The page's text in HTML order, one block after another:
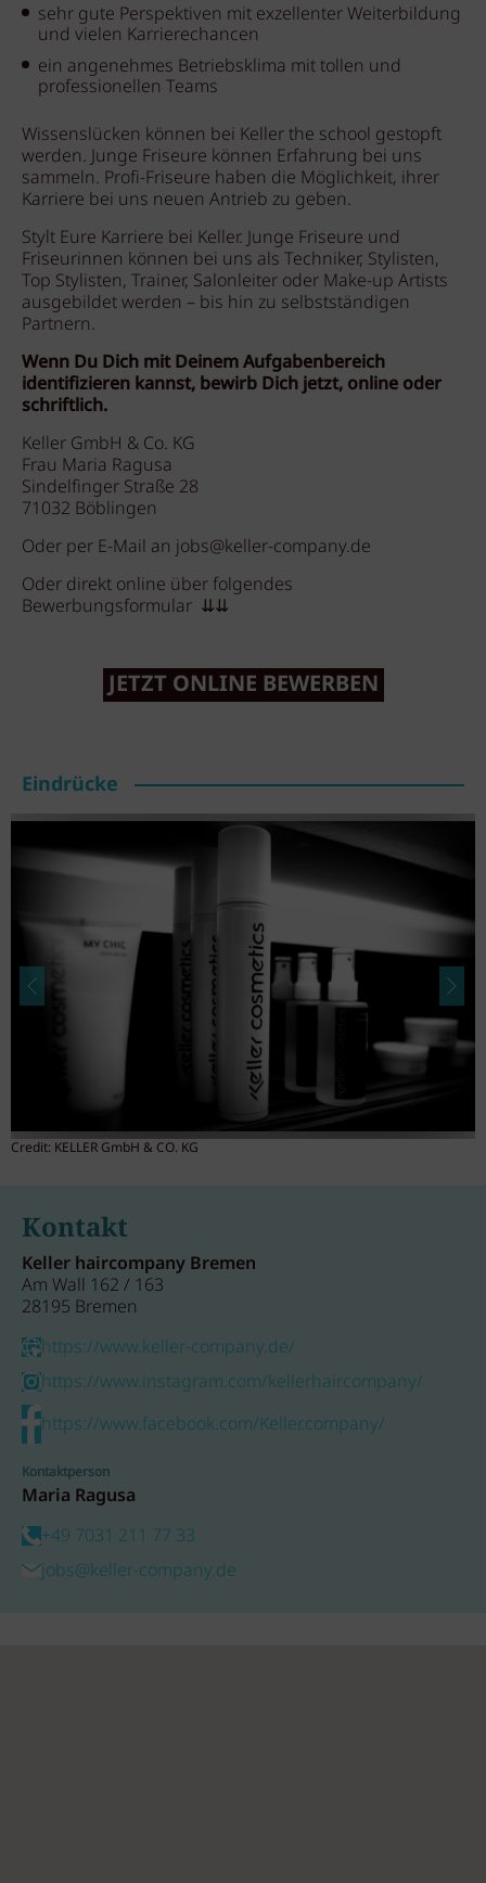
sehr gute Perspektiven mit exzellenter Weiterbildung
und vielen Karrierechancen
ein angenehmes Betriebsklima mit tollen und
professionellen Teams
Wissenslücken können bei Keller the school gestopft
werden. Junge Friseure können Erfahrung bei uns
sammeln. Profi-Friseure haben die Möglichkeit, ihrer
Karriere bei uns neuen Antrieb zu geben.
Stylt Eure Karriere bei Keller. Junge Friseure und
Friseurinnen können bei uns als Techniker, Stylisten,
Top Stylisten, Trainer, Salonleiter oder Make-up Artists
ausgebildet werden – bis hin zu selbstständigen
Partnern.
Wenn Du Dich mit Deinem Aufgabenbereich
identifizieren kannst, bewirb Dich jetzt, online oder
schriftlich.
Keller GmbH & Co. KG
Frau Maria Ragusa
Sindelfinger Straße 28
71032 Böblingen
Oder per E-Mail an jobs@keller-company.de
Oder direkt online über folgendes
Bewerbungsformular ⇊⇊
JETZT ONLINE BEWERBEN
Eindrücke
Credit: KELLER GmbH & CO. KG
Kontakt
Keller haircompany Bremen
Am Wall 162 / 163
28195 Bremen
https://www.keller-company.de/
https://www.instagram.com/kellerhaircompany/
https://www.facebook.com/Keller.company/
Kontaktperson
Maria Ragusa
+49 7031 211 77 33
jobs@keller-company.de